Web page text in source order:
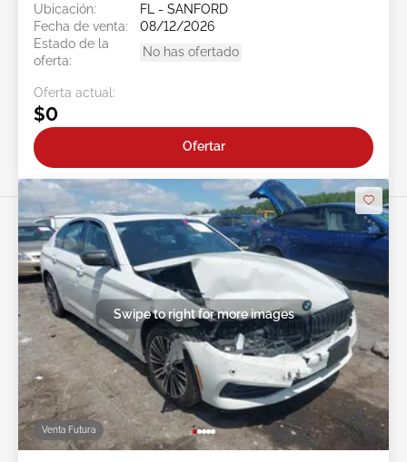
Ubicación:
FL - SANFORD
Fecha de venta:
08/12/2026
Estado de la
oferta:
No has ofertado
Oferta actual:
$0
Ofertar
Venta Futura
Swipe to right for more images